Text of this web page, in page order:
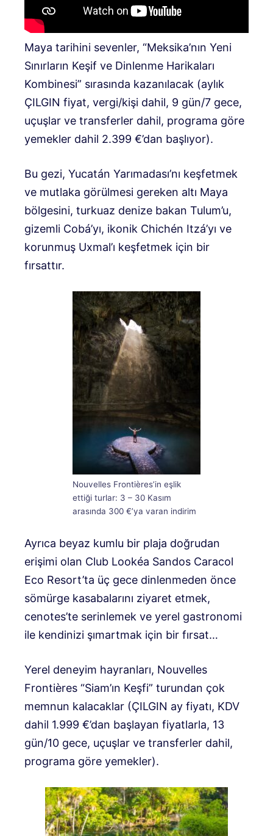
Maya tarihini sevenler, “Meksika’nın Yeni
Sınırların Keşif ve Dinlenme Harikaları
Kombinesi” sırasında kazanılacak (aylık
ÇILGIN fiyat, vergi/kişi dahil, 9 gün/7 gece,
uçuşlar ve transferler dahil, programa göre
yemekler dahil 2.399 €’dan başlıyor).
Bu gezi, Yucatán Yarımadası’nı keşfetmek
ve mutlaka görülmesi gereken altı Maya
bölgesini, turkuaz denize bakan Tulum’u,
gizemli Cobá’yı, ikonik Chichén Itzá’yı ve
korunmuş Uxmal’ı keşfetmek için bir
fırsattır.
Nouvelles Frontières’in eşlik
ettiği turlar: 3 – 30 Kasım
arasında 300 €’ya varan indirim
Ayrıca beyaz kumlu bir plaja doğrudan
erişimi olan Club Lookéa Sandos Caracol
Eco Resort’ta üç gece dinlenmeden önce
sömürge kasabalarını ziyaret etmek,
cenotes’te serinlemek ve yerel gastronomi
ile kendinizi şımartmak için bir fırsat…
Yerel deneyim hayranları, Nouvelles
Frontières “Siam’ın Keşfi” turundan çok
memnun kalacaklar (ÇILGIN ay fiyatı, KDV
dahil 1.999 €’dan başlayan fiyatlarla, 13
gün/10 gece, uçuşlar ve transferler dahil,
programa göre yemekler).